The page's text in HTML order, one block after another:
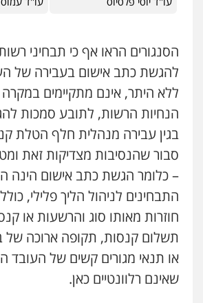
הסנגורים הראו אף כי תבחיני
להגשת כתב אישום בעבירה של
ללא היתר, אינם מתקיימים
הנחיות הרשות, לתובע סמכות
בגין עבירה מנהלית חלף הטלת
סבור שהנסיבות מצדיקות זאת
– כלומר הגשת כתב אישום הינה
התבחינים לניהול הליך פלילי,
חוזרות מאותו סוג והרשעות או
תשלום קנסות, תקופה ארוכה של
או תנאי מגורים קשים של העובד
שאינם רלוונטיים כאן.
עו"ד אמיר מסארווה
תעבורה פלילי מעצרים
לענייני אסירים
0549722872
עו"ד שלומי שרון
פלילי צבאי מעצרים
0547342002
עו"ד אלון קריטי
פלילי כלכלי אלימות
0525544654